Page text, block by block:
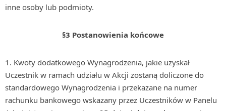
inne osoby lub podmioty.
§3 Postanowienia końcowe
Kwoty dodatkowego Wynagrodzenia, jakie uzyskał
Uczestnik w ramach udziału w Akcji zostaną doliczone do
standardowego Wynagrodzenia i przekazane na numer
rachunku bankowego wskazany przez Uczestników w Panelu